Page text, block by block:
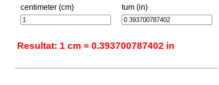
centimeter (cm) tum (in)
Resultat: 1 cm = 0.393700787402 in